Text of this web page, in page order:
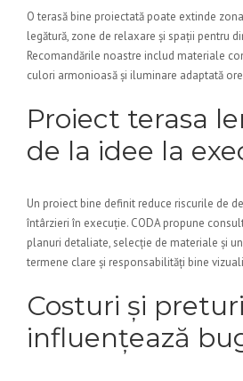
O terasă bine proiectată poate extinde
legătură, zone de relaxare și spații pentru
Recomandările noastre includ materiale
culori armonioasă și iluminare adaptată
Proiect terasa
de la idee la
Un proiect bine definit reduce riscurile de
întârzieri în execuție. CODA propune
planuri detaliate, selecție de materiale și
termene clare și responsabilități bine
Costuri și
influențează